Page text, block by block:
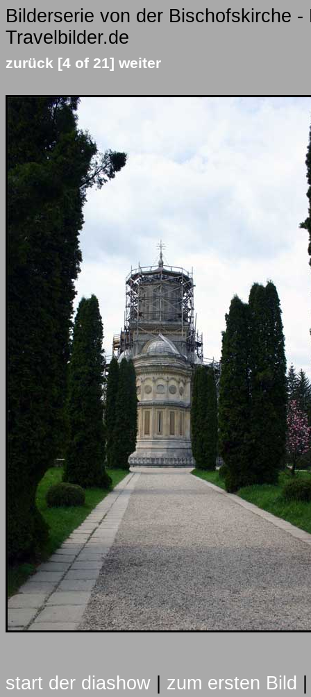
Bilderserie von der Bischofskirche -
Travelbilder.de
zurück [4 of 21] weiter
start der diashow zum ersten Bild